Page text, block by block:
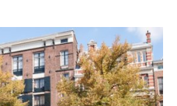
Amsterdam Centrum